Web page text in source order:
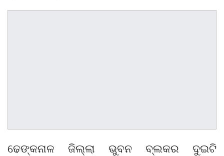
ଢେଙ୍କନାଳ ଜିଲ୍ଲା ଭୁବନ ବ୍ଲକର ଦୁଇଟି